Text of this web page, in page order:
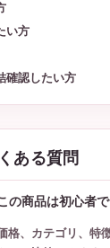
い方
確認したい方
ある質問
の商品は初心者
格、カテゴリ、特